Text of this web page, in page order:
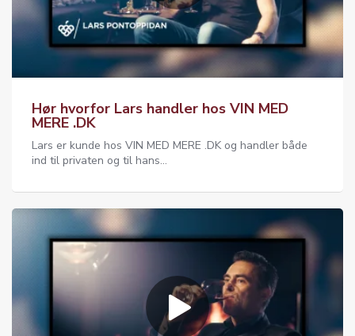
Hør hvorfor Lars handler hos VIN MED
MERE .DK
Lars er kunde hos VIN MED MERE .DK og handler både
ind til privaten og til hans...